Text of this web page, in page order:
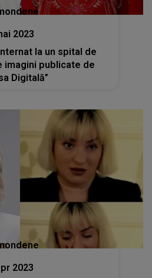
2023
la un spital de
Digitală”
2023